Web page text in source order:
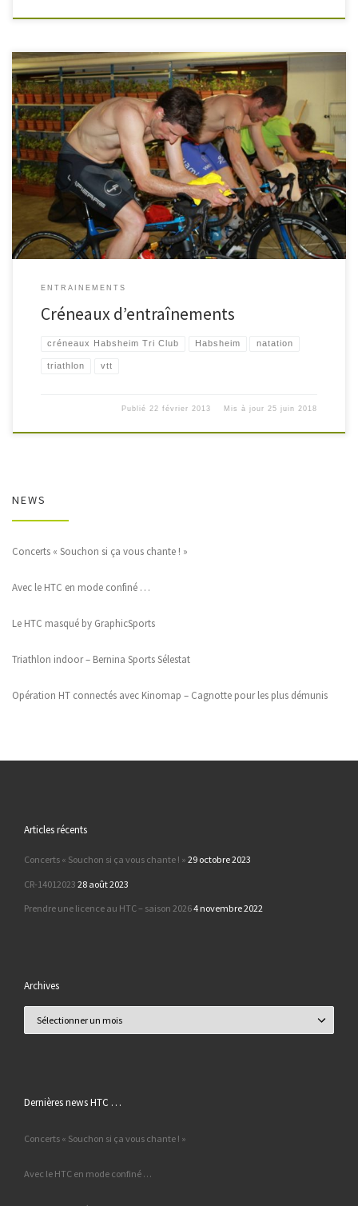
Habsheim Tri Club, entraînements : – natation pendant la saison hivernale
pour les compétiteurs uniquement : les lundis à 20h15 à la piscine de
l’Illberg (bassin de 50m) pour toute la famille : les samedis à 18h00, selon
disponibilités (voir agenda ci-dessous), à la piscine de l’Ile Napoléon
(bassin de […]
ENTRAINEMENTS
Créneaux d’entraînements
créneaux Habsheim Tri Club Habsheim natation
triathlon vtt
Publié22 février 2013 Mis à jour25 juin 2018
NEWS
Concerts « Souchon si ça vous chante ! »
Avec le HTC en mode confiné …
Le HTC masqué by GraphicSports
Triathlon indoor – Bernina Sports Sélestat
Opération HT connectés avec Kinomap – Cagnotte pour les plus démunis
Articles récents
Concerts « Souchon si ça vous chante ! » 29 octobre 2023
CR-14012023 28 août 2023
Prendre une licence au HTC – saison 20264 novembre 2022
Archives
Dernières news HTC …
Concerts « Souchon si ça vous chante ! »
Avec le HTC en mode confiné …